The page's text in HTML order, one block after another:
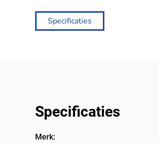
Specificaties
Specificaties
Merk: